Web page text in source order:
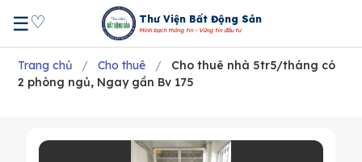
☰♡ Thư Viện Bất Động Sản
Minh bạch thông tin - Vững tin đầu tư
Trang chủ / Cho thuê /
Cho thuê nhà 5tr5/tháng có
2 phòng ngủ, Ngay gần Bv 175